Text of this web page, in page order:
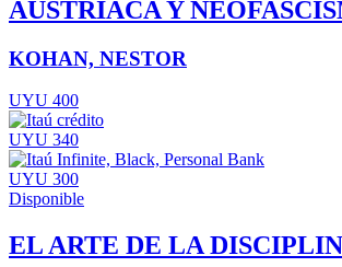
AUSTRIACA Y
KOHAN, NESTOR
UYU 400
UYU 340
UYU 300
Disponible
EL ARTE DE LA